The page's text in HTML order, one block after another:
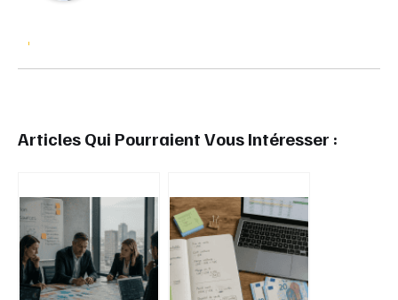
Articles Qui Pourraient Vous Intéresser :